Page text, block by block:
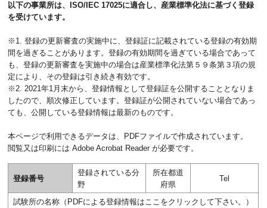
以下の事業所は、ISO/IEC 17025に適合し、産業標準化法に基づく登録
を受けています。
※1. 登録の更新審査の実施中に、登録証に記載されている登録の有効期
間を過ぎることがあります。登録の有効期間を過ぎている場合であって
も、登録の更新審査を実施中の場合は産業標準化法第５９条第３項の規
定により、その登録は引き続き有効です。
※2. 2021年1月末から、登録情報として登録証を公開することとなりま
したので、順次修正しています。登録証が公開されていない場合であっ
ても、公開している登録情報は最新のものです。
本ページで利用できるデータは、PDFファイルで作成されています。
閲覧又は印刷には Adobe Acrobat Reader が必要です。
登録番号
登録されている分
野
所在都道
府県
Tel
試験所の名称（PDFによる登録情報はここをクリックして下さい。）